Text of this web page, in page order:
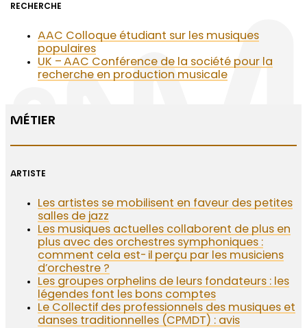
RECHERCHE
AAC Colloque étudiant sur les musiques
populaires
UK – AAC Conférence de la société pour la
recherche en production musicale
MÉTIER
ARTISTE
Les artistes se mobilisent en faveur des petites
salles de jazz
Les musiques actuelles collaborent de plus en
plus avec des orchestres symphoniques :
comment cela est-il perçu par les musiciens
d’orchestre ?
Les groupes orphelins de leurs fondateurs : les
légendes font les bons comptes
Le Collectif des professionnels des musiques et
danses traditionnelles (CPMDT) : avis